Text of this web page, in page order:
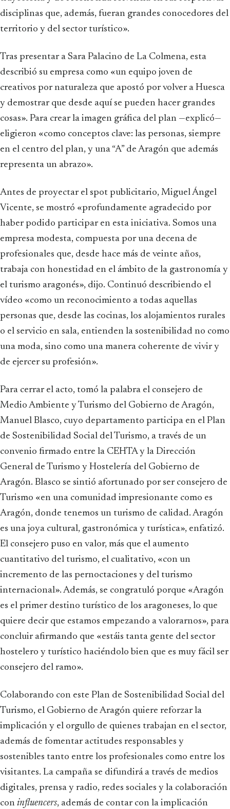
disciplinas que, además, fueran grandes conocedores del
territorio y del sector turístico».
Tras presentar a Sara Palacino de La Colmena, esta
describió su empresa como «un equipo joven de
creativos por naturaleza que apostó por volver a Huesca
y demostrar que desde aquí se pueden hacer grandes
cosas». Para crear la imagen gráfica del plan —explicó—
eligieron «como conceptos clave: las personas, siempre
en el centro del plan, y una “A” de Aragón que además
representa un abrazo».
Antes de proyectar el spot publicitario, Miguel Ángel
Vicente, se mostró «profundamente agradecido por
haber podido participar en esta iniciativa. Somos una
empresa modesta, compuesta por una decena de
profesionales que, desde hace más de veinte años,
trabaja con honestidad en el ámbito de la gastronomía y
el turismo aragonés», dijo. Continuó describiendo el
vídeo «como un reconocimiento a todas aquellas
personas que, desde las cocinas, los alojamientos rurales
o el servicio en sala, entienden la sostenibilidad no como
una moda, sino como una manera coherente de vivir y
de ejercer su profesión».
Para cerrar el acto, tomó la palabra el consejero de
Medio Ambiente y Turismo del Gobierno de Aragón,
Manuel Blasco, cuyo departamento participa en el Plan
de Sostenibilidad Social del Turismo, a través de un
convenio firmado entre la CEHTA y la Dirección
General de Turismo y Hostelería del Gobierno de
Aragón. Blasco se sintió afortunado por ser consejero de
Turismo «en una comunidad impresionante como es
Aragón, donde tenemos un turismo de calidad. Aragón
es una joya cultural, gastronómica y turística», enfatizó.
El consejero puso en valor, más que el aumento
cuantitativo del turismo, el cualitativo, «con un
incremento de las pernoctaciones y del turismo
internacional». Además, se congratuló porque «Aragón
es el primer destino turístico de los aragoneses, lo que
quiere decir que estamos empezando a valorarnos», para
concluir afirmando que «estáis tanta gente del sector
hostelero y turístico haciéndolo bien que es muy fácil ser
consejero del ramo».
Colaborando con este Plan de Sostenibilidad Social del
Turismo, el Gobierno de Aragón quiere reforzar la
implicación y el orgullo de quienes trabajan en el sector,
además de fomentar actitudes responsables y
sostenibles tanto entre los profesionales como entre los
visitantes. La campaña se difundirá a través de medios
digitales, prensa y radio, redes sociales y la colaboración
con influencers, además de contar con la implicación